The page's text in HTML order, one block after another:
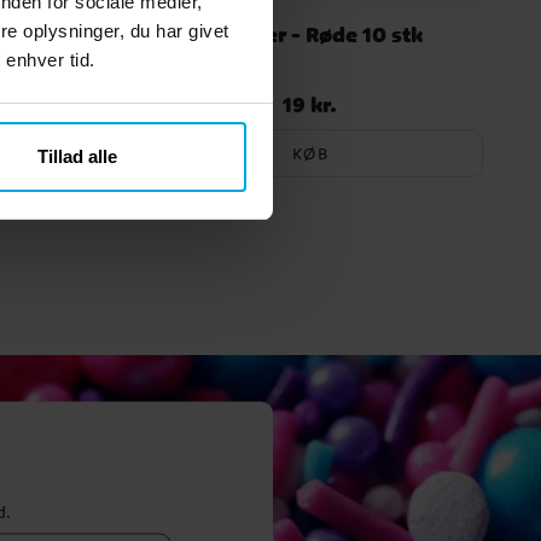
oplysninger, du har givet
tid.
Tillad alle
cm Balloner - Røde 10 stk
Pris: 19 kr.
19 kr.
KØB